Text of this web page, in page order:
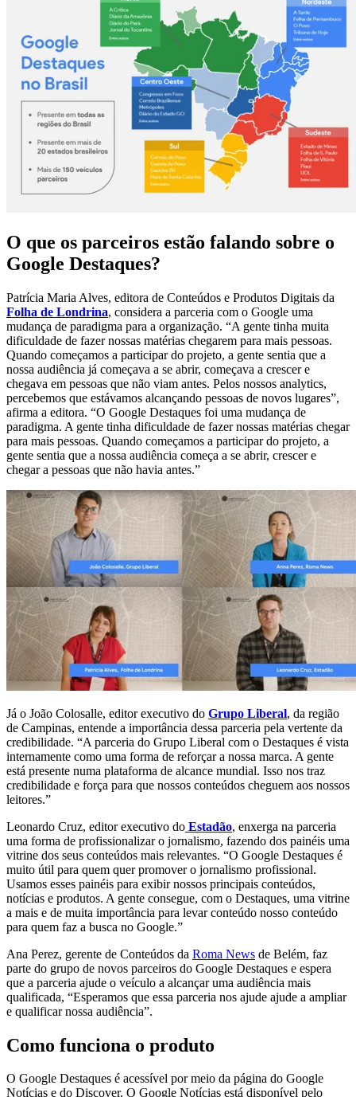
O que os parceiros estão falando sobre o
Google Destaques?
Patrícia Maria Alves, editora de Conteúdos e Produtos Digitais da
Folha de Londrina, considera a parceria com o Google uma
mudança de paradigma para a organização. “A gente tinha muita
dificuldade de fazer nossas matérias chegarem para mais pessoas.
Quando começamos a participar do projeto, a gente sentia que a
nossa audiência já começava a se abrir, começava a crescer e
chegava em pessoas que não viam antes. Pelos nossos analytics,
percebemos que estávamos alcançando pessoas de novos lugares”,
afirma a editora. “O Google Destaques foi uma mudança de
paradigma. A gente tinha dificuldade de fazer nossas matérias chegar
para mais pessoas. Quando começamos a participar do projeto, a
gente sentia que a nossa audiência começa a se abrir, crescer e
chegar a pessoas que não havia antes.”
Já o João Colosalle, editor executivo do Grupo Liberal, da região
de Campinas, entende a importância dessa parceria pela vertente da
credibilidade. “A parceria do Grupo Liberal com o Destaques é vista
internamente como uma forma de reforçar a nossa marca. A gente
está presente numa plataforma de alcance mundial. Isso nos traz
credibilidade e força para que nossos conteúdos cheguem aos nossos
leitores.”
Leonardo Cruz, editor executivo do Estadão, enxerga na parceria
uma forma de profissionalizar o jornalismo, fazendo dos painéis uma
vitrine dos seus conteúdos mais relevantes. “O Google Destaques é
muito útil para quem quer promover o jornalismo profissional.
Usamos esses painéis para exibir nossos principais conteúdos,
notícias e produtos. A gente consegue, com o Destaques, uma vitrine
a mais e de muita importância para levar conteúdo nosso conteúdo
para quem faz a busca no Google.”
Ana Perez, gerente de Conteúdos da Roma News de Belém, faz
parte do grupo de novos parceiros do Google Destaques e espera
que a parceria ajude o veículo a alcançar uma audiência mais
qualificada, “Esperamos que essa parceria nos ajude ajude a ampliar
e qualificar nossa audiência”.
Como funciona o produto
O Google Destaques é acessível por meio da página do Google
Notícias e do Discover. O Google Notícias está disponível pelo